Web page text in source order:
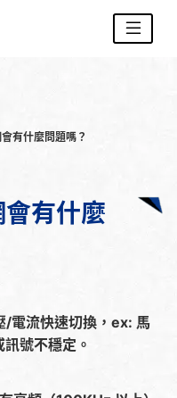
有什麼問題嗎？
有什麼
/電流快速切換，ex: 馬
號不穩定。